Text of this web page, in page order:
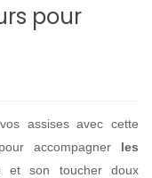
pour
assises avec cette
accompagner les
et son toucher doux